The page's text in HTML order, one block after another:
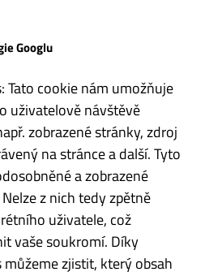
Googlu
Tato cookie nám umožňuje
uživatelově návštěvě
zobrazené stránky, zdroj
na stránce a další. Tyto
a zobrazené
z nich tedy zpětně
uživatele, což
vaše soukromí. Díky
můžeme zjistit, který obsah